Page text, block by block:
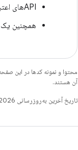
APIهای اعتبارنامه mdoc ISO/IEC برای ثبت اعتبارنامه‌های mdoc اضافه شد.
همچنین یک
محتوا و نمونه کدها در این
آن هستند.
تاریخ آخرین به‌روزرسانی 2026-07-29 به‌وقت ساعت هماهنگ جهانی.